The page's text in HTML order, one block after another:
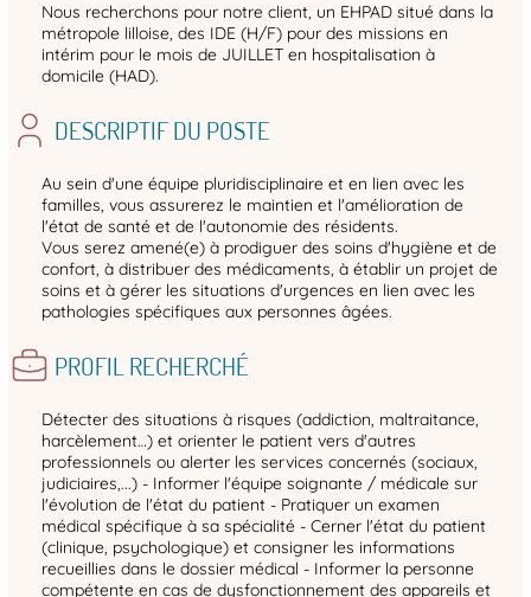
Nous recherchons pour notre client, un EHPAD situé dans la
métropole lilloise, des IDE (H/F) pour des missions en
intérim pour le mois de JUILLET en hospitalisation à
domicile (HAD).
DESCRIPTIF DU POSTE
Au sein d'une équipe pluridisciplinaire et en lien avec les
familles, vous assurerez le maintien et l'amélioration de
l'état de santé et de l'autonomie des résidents.
Vous serez amené(e) à prodiguer des soins d'hygiène et de
confort, à distribuer des médicaments, à établir un projet de
soins et à gérer les situations d'urgences en lien avec les
pathologies spécifiques aux personnes âgées.
PROFIL RECHERCHÉ
Détecter des situations à risques (addiction, maltraitance,
harcèlement…) et orienter le patient vers d'autres
professionnels ou alerter les services concernés (sociaux,
judiciaires,...) - Informer l'équipe soignante / médicale sur
l'évolution de l'état du patient - Pratiquer un examen
médical spécifique à sa spécialité - Cerner l'état du patient
(clinique, psychologique) et consigner les informations
recueillies dans le dossier médical - Informer la personne
compétente en cas de dysfonctionnement des appareils et